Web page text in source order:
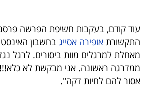
UNDER
40
שיתופי
עוד קודם, בעקבות חשיפת הפרשה
התקשורת אופירה אסייג בחשבון
מאחלת למרגלים מוות ביסורים. לרגל
ממדרגה ראשונה. אני מבקשת לא כלא!!!
אסור להם לחיות דקה".